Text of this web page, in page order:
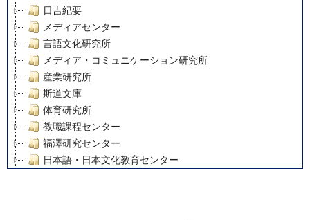
日吉紀要
メディアセンター
言語文化研究所
メディア・コミュニケーション研究所
産業研究所
斯道文庫
体育研究所
教職課程センター
福澤研究センター
日本語・日本文化教育センター